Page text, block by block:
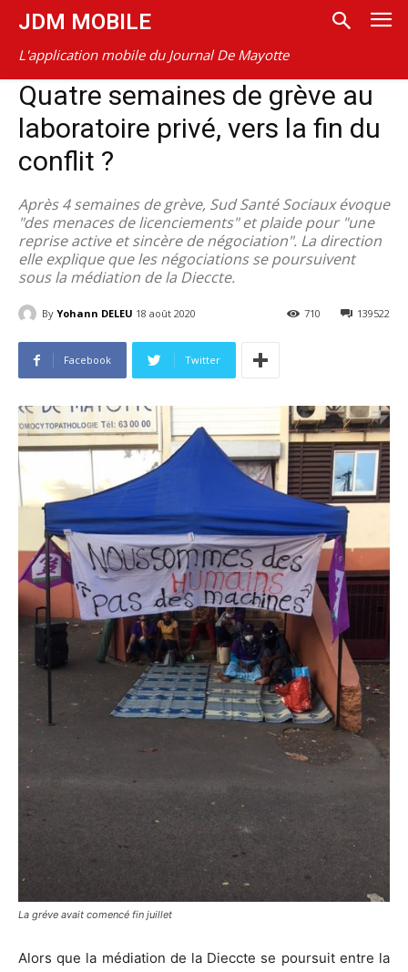
JDM MOBILE
L'application mobile du Journal De Mayotte
Quatre semaines de grève au
laboratoire privé, vers la fin du
conflit ?
Après 4 semaines de grève, Sud Santé Sociaux évoque
"des menaces de licenciements" et plaide pour "une
reprise active et sincère de négociation". La direction
elle explique que les négociations se poursuivent
sous la médiation de la Dieccte.
By Yohann DELEU 18 août 2020 139522
710
Facebook Twitter
La gréve avait comencé fin juillet
Alors que la médiation de la Dieccte se poursuit entre la